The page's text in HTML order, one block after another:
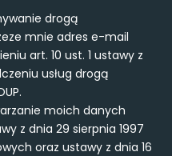
drogą
mnie adres e-mail
art. 10 ust. 1 ustawy z
usług drogą
moich danych
z dnia 29 sierpnia 1997
oraz ustawy z dnia 16